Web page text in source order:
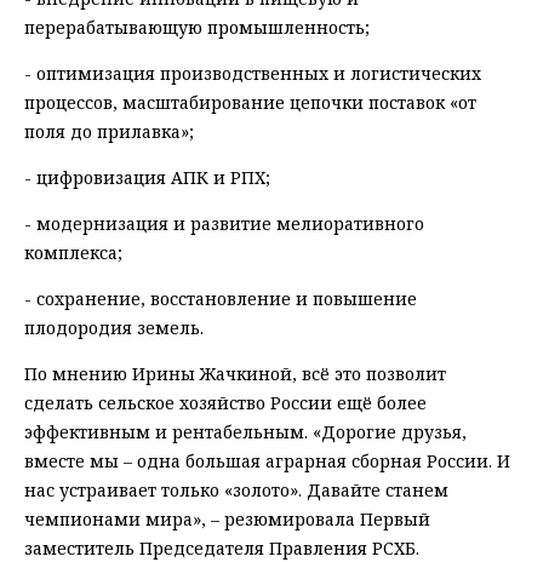
перерабатывающую промышленность;
- оптимизация производственных и логистических
процессов, масштабирование цепочки поставок «от
поля до прилавка»;
- цифровизация АПК и РПХ;
- модернизация и развитие мелиоративного
комплекса;
- сохранение, восстановление и повышение
плодородия земель.
По мнению Ирины Жачкиной, всё это позволит
сделать сельское хозяйство России ещё более
эффективным и рентабельным. «Дорогие друзья,
вместе мы – одна большая аграрная сборная России. И
нас устраивает только «золото». Давайте станем
чемпионами мира», – резюмировала Первый
заместитель Председателя Правления РСХБ.